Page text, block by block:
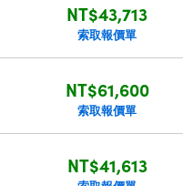
NT$43,713
索取報價單
NT$61,600
索取報價單
NT$41,613